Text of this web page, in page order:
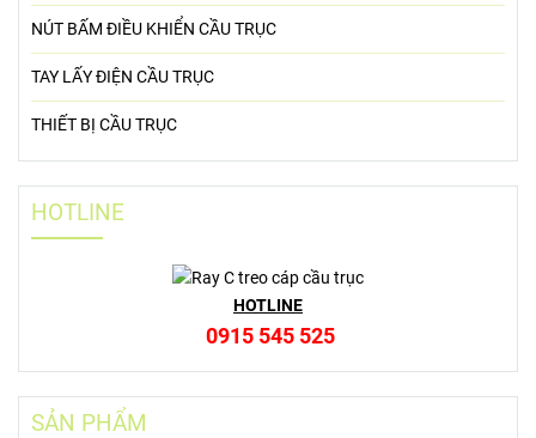
NÚT BẤM ĐIỀU KHIỂN CẦU TRỤC
TAY LẤY ĐIỆN CẦU TRỤC
THIẾT BỊ CẦU TRỤC
HOTLINE
HOTLINE
0915 545 525
SẢN PHẨM